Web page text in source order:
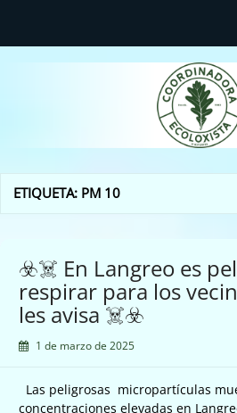
Coordinadora
ETIQUETA: PM 10
☣️☠️ En Langreo es
respirar para los
les avisa ☠️☣️
1 de marzo de 2025
Las peligrosas micropartículas
concentraciones elevadas en